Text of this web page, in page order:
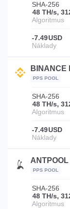
SHA-256
48 TH/s,
-7.49USD
BINANCE
PPS POOL
SHA-256
48 TH/s,
-7.49USD
PPS POOL
SHA-256
48 TH/s,